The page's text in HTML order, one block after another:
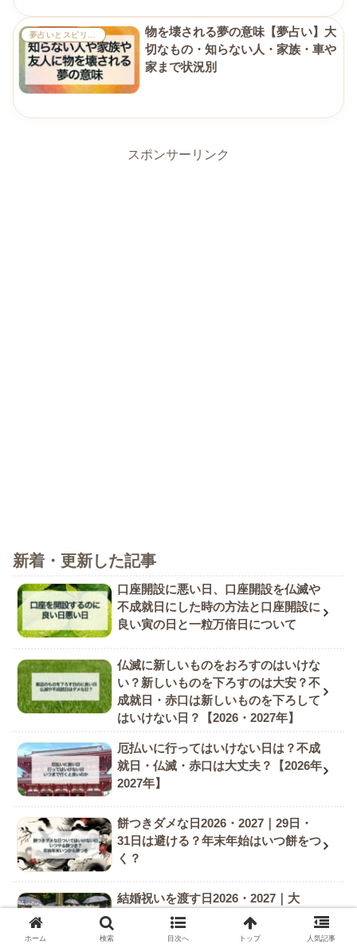
物を壊される夢の意味【夢占い】大
切なもの・知らない人・家族・車や
家まで状況別
スポンサーリンク
新着・更新した記事
口座開設に悪い日、口座開設を仏滅や
不成就日にした時の方法と口座開設に
良い寅の日と一粒万倍日について
仏滅に新しいものをおろすのはいけな
い？新しいものを下ろすのは大安？不
成就日・赤口は新しいものを下ろして
はいけない日？【2026・2027年】
厄払いに行ってはいけない日は？不成
就日・仏滅・赤口は大丈夫？【2026年
2027年】
餅つきダメな日2026・2027｜29日・
31日は避ける？年末年始はいつ餅をつ
く？
結婚祝いを渡す日2026・2027｜大
安・友引など良い日柄カレンダー
ホーム 検索 目次へ トップ 人気記事